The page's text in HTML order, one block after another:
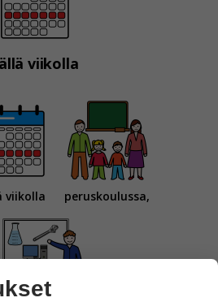
viikolla
viikolla peruskoulussa,